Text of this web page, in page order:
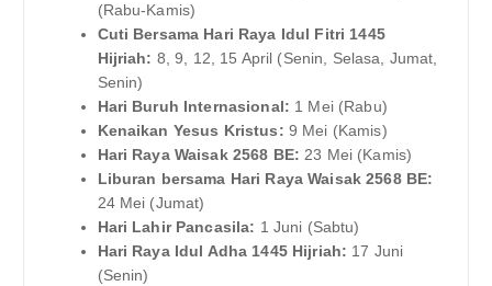
(Rabu-Kamis)
Cuti Bersama Hari Raya Idul Fitri 1445
Hijriah: 8, 9, 12, 15 April (Senin, Selasa, Jumat,
Senin)
Hari Buruh Internasional: 1 Mei (Rabu)
Kenaikan Yesus Kristus: 9 Mei (Kamis)
Hari Raya Waisak 2568 BE: 23 Mei (Kamis)
Liburan bersama Hari Raya Waisak 2568 BE:
24 Mei (Jumat)
Hari Lahir Pancasila: 1 Juni (Sabtu)
Hari Raya Idul Adha 1445 Hijriah: 17 Juni
(Senin)